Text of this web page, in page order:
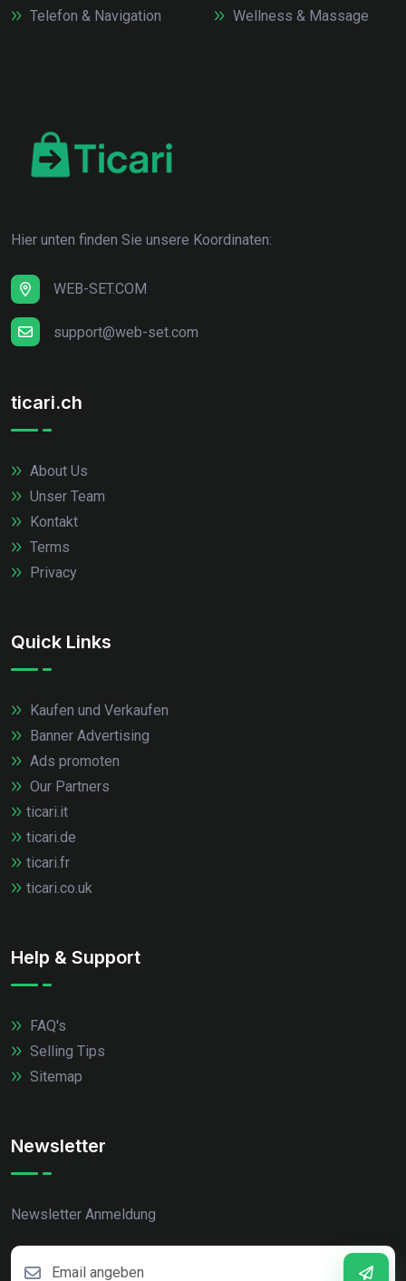
Telefon & Navigation
Wellness & Massage
Hier unten finden Sie unsere Koordinaten:
WEB-SET.COM
support@web-set.com
ticari.ch
About Us
Unser Team
Kontakt
Terms
Privacy
Quick Links
Kaufen und Verkaufen
Banner Advertising
Ads promoten
Our Partners
ticari.it
ticari.de
ticari.fr
ticari.co.uk
Help & Support
FAQ's
Selling Tips
Sitemap
Newsletter
Newsletter Anmeldung